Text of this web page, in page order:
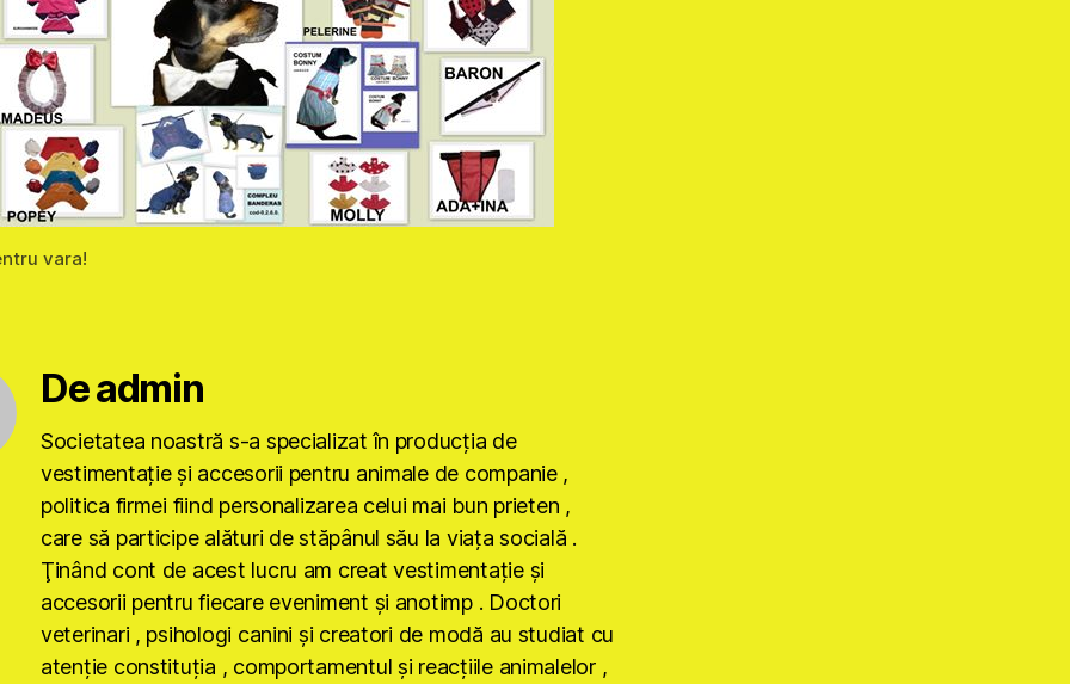
vara!
De admin
Societatea noastră s-a specializat în producţia de
vestimentaţie şi accesorii pentru animale de companie ,
politica firmei fiind personalizarea celui mai bun prieten ,
care să participe alături de stăpânul său la viaţa socială .
Ţinând cont de acest lucru am creat vestimentaţie şi
accesorii pentru fiecare eveniment şi anotimp . Doctori
veterinari , psihologi canini şi creatori de modă au studiat cu
atenţie constituţia , comportamentul şi reacţiile animalelor ,